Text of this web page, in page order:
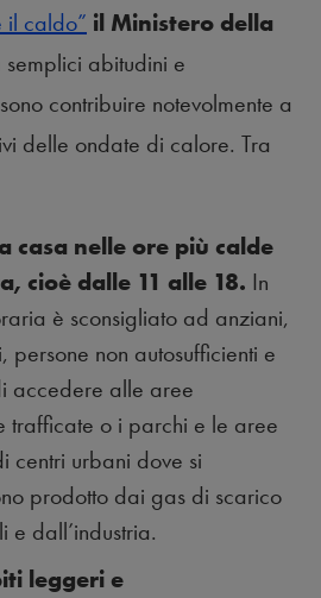
il caldo” il Ministero della
abitudini e
contribuire notevolmente a
delle ondate di calore. Tra
casa nelle ore più calde
cioè dalle 11 alle 18. In
è sconsigliato ad anziani,
persone non autosufficienti e
accedere alle aree
trafficate o i parchi e le aree
centri urbani dove si
prodotto dai gas di scarico
e dall’industria.
leggeri e